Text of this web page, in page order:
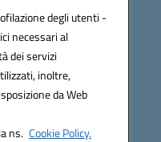
degli utenti -
necessari al
dei servizi
inoltre,
da Web
ns. Cookie Policy.